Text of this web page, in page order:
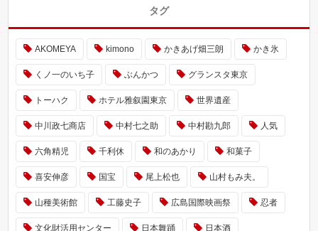
タグ
AKOMEYA kimono かきあげ畑三朗 かき氷
くノ一のいち子 ぶんかつ グランスタ東京
トーハク ホテル雅叙園東京 世界遺産
中川政七商店 中村七之助 中村勘九郎 人気
六角精児 千利休 和のあかり 和菓子
喜安伸彦 国宝 尾上松也 山村もみ夫。
山種美術館 工藤史子 広島国際映画祭 忍者
文化財活用センター 日本舞踊 日本酒